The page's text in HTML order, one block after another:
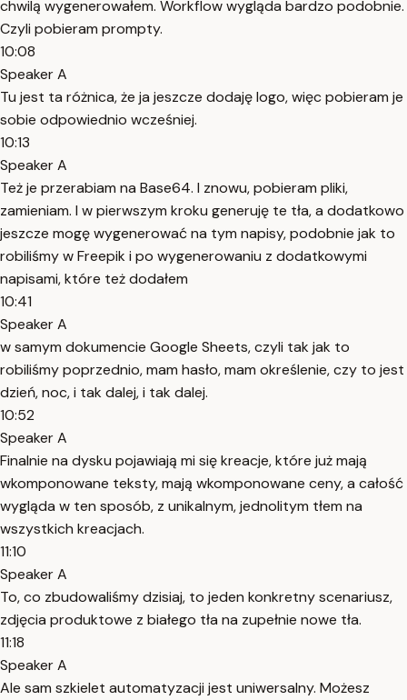
chwilą wygenerowałem. Workflow wygląda bardzo podobnie.
Czyli pobieram prompty.
10:08
Speaker A
Tu jest ta różnica, że ja jeszcze dodaję logo, więc pobieram je
sobie odpowiednio wcześniej.
10:13
Speaker A
Też je przerabiam na Base64. I znowu, pobieram pliki,
zamieniam. I w pierwszym kroku generuję te tła, a dodatkowo
jeszcze mogę wygenerować na tym napisy, podobnie jak to
robiliśmy w Freepik i po wygenerowaniu z dodatkowymi
napisami, które też dodałem
10:41
Speaker A
w samym dokumencie Google Sheets, czyli tak jak to
robiliśmy poprzednio, mam hasło, mam określenie, czy to jest
dzień, noc, i tak dalej, i tak dalej.
10:52
Speaker A
Finalnie na dysku pojawiają mi się kreacje, które już mają
wkomponowane teksty, mają wkomponowane ceny, a całość
wygląda w ten sposób, z unikalnym, jednolitym tłem na
wszystkich kreacjach.
11:10
Speaker A
To, co zbudowaliśmy dzisiaj, to jeden konkretny scenariusz,
zdjęcia produktowe z białego tła na zupełnie nowe tła.
11:18
Speaker A
Ale sam szkielet automatyzacji jest uniwersalny. Możesz